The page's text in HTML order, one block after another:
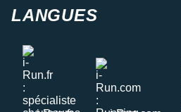
LANGUES